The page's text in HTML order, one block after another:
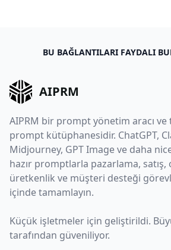
BU BAĞLANTILARI FAYDALI
AIPRM
AIPRM bir prompt yönetim aracı
prompt kütüphanesidir. ChatGPT,
Midjourney, GPT Image ve daha
hazır promptlarla pazarlama, satış,
üretkenlik ve müşteri desteği
içinde tamamlayın.
Küçük işletmeler için geliştirildi.
tarafından güveniliyor.